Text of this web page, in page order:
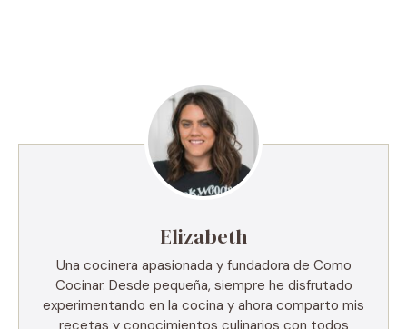
Elizabeth
Una cocinera apasionada y fundadora de Como
Cocinar. Desde pequeña, siempre he disfrutado
experimentando en la cocina y ahora comparto mis
recetas y conocimientos culinarios con todos